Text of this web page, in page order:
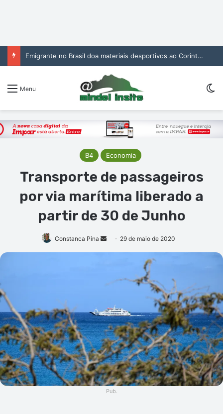
Emigrante no Brasil doa materiais desportivos ao Corinthians de São Vicente
Menu
B4 Economia
Transporte de passageiros
por via marítima liberado a
partir de 30 de Junho
Constanca Pina
Mande29 de maio de 2020
Pub.